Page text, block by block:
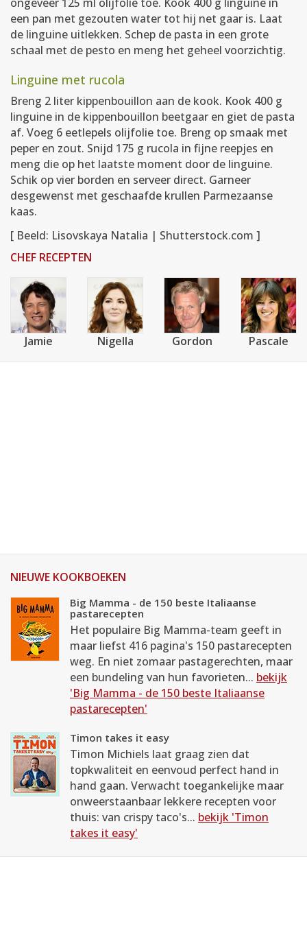
een pan met gezouten water tot hij net gaar is. Laat
de linguine uitlekken. Schep de pasta in een grote
schaal met de pesto en meng het geheel voorzichtig.
Linguine met rucola
Breng 2 liter kippenbouillon aan de kook. Kook 400 g
linguine in de kippenbouillon beetgaar en giet de pasta
af. Voeg 6 eetlepels olijfolie toe. Breng op smaak met
peper en zout. Snijd 175 g rucola in fijne reepjes en
meng die op het laatste moment door de linguine.
Schik op vier borden en serveer direct. Garneer
desgewenst met geschaafde krullen Parmezaanse
kaas.
[ Beeld: Lisovskaya Natalia | Shutterstock.com ]
CHEF RECEPTEN
Jamie Nigella Gordon Pascale
NIEUWE KOOKBOEKEN
Big Mamma - de 150 beste Italiaanse
pastarecepten
Het populaire Big Mamma-team geeft in
maar liefst 416 pagina's 150 pastarecepten
weg. En niet zomaar pastagerechten, maar
een bundeling van hun favorieten... bekijk
'Big Mamma - de 150 beste Italiaanse
pastarecepten'
Timon takes it easy
Timon Michiels laat graag zien dat
topkwaliteit en eenvoud perfect hand in
hand gaan. Verwacht toegankelijke maar
onweerstaanbaar lekkere recepten voor
thuis: van crispy taco's... bekijk 'Timon
takes it easy'